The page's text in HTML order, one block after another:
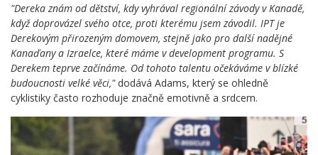
"Dereka znám od dětství, kdy vyhrával regionální závody v Kanadě,
když doprovázel svého otce, proti kterému jsem závodil. IPT je
Derekovým přirozeným domovem, stejně jako pro další nadějné
Kanaďany a Izraelce, které máme v development programu. S
Derekem teprve začínáme. Od tohoto talentu očekáváme v blízké
budoucnosti velké věci,"dodává Adams, který se ohledně
cyklistiky často rozhoduje značně emotivně a srdcem.